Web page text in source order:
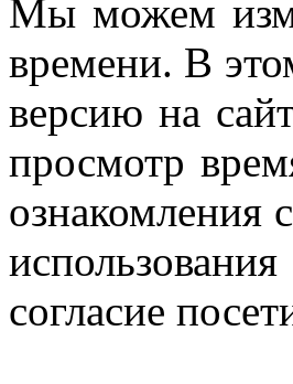
Мы можем
времени. В
версию на
просмотр
ознакомления
согласие